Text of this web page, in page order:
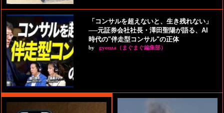
「コンサルを超えないと、生き残れない」
──元証券会社社長・澤田聖陽が語る、AI
時代の"伴走型コンサル"の正体
by gyouza（まぐまぐ編集部）